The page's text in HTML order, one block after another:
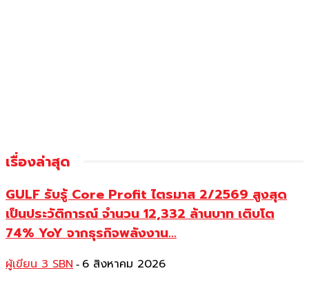
เรื่องล่าสุด
GULF รับรู้ Core Profit ไตรมาส 2/2569 สูงสุด
เป็นประวัติการณ์ จำนวน 12,332 ล้านบาท เติบโต
74% YoY จากธุรกิจพลังงาน...
ผู้เขียน 3 SBN - 6 สิงหาคม 2026